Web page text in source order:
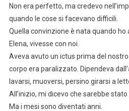
Non era perfetto, ma credevo
quando le cose si facevano difficili.
Quella convinzione è nata quando
Elena, vivesse con noi.
Aveva avuto un ictus prima del
corpo era paralizzato. Dipendeva
lavarsi, muoversi, persino girarsi a
All’inizio, mi dicevo che sarebbe
Ma i mesi sono diventati anni.